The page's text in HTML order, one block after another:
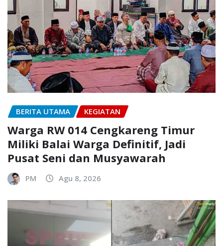
BERITA UTAMA KEGIATAN
Warga RW 014 Cengkareng Timur
Miliki Balai Warga Definitif, Jadi
Pusat Seni dan Musyawarah
PM Agu 8, 2026